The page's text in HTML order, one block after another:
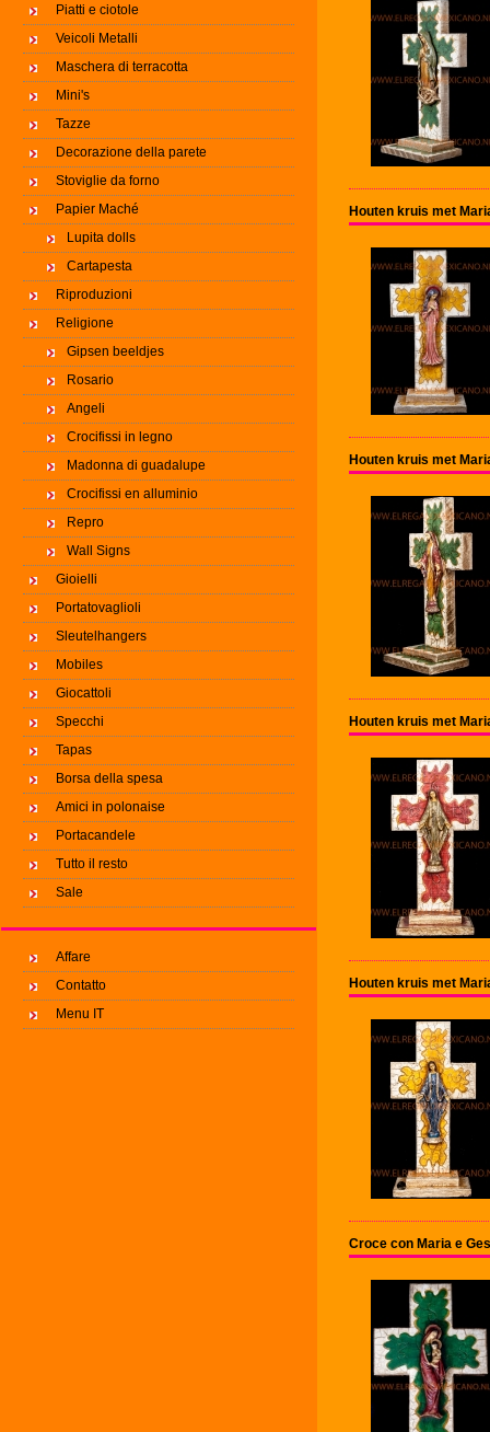
Piatti e ciotole
Veicoli Metalli
Maschera di terracotta
Mini's
Tazze
Decorazione della parete
Stoviglie da forno
Papier Maché
Lupita dolls
Cartapesta
Riproduzioni
Religione
Gipsen beeldjes
Rosario
Angeli
Crocifissi in legno
Madonna di guadalupe
Crocifissi en alluminio
Repro
Wall Signs
Gioielli
Portatovaglioli
Sleutelhangers
Mobiles
Giocattoli
Specchi
Tapas
Borsa della spesa
Amici in polonaise
Portacandele
Tutto il resto
Sale
Affare
Contatto
Menu IT
Houten kruis met
Houten kruis met
Houten kruis met
Houten kruis met
Croce con Maria e